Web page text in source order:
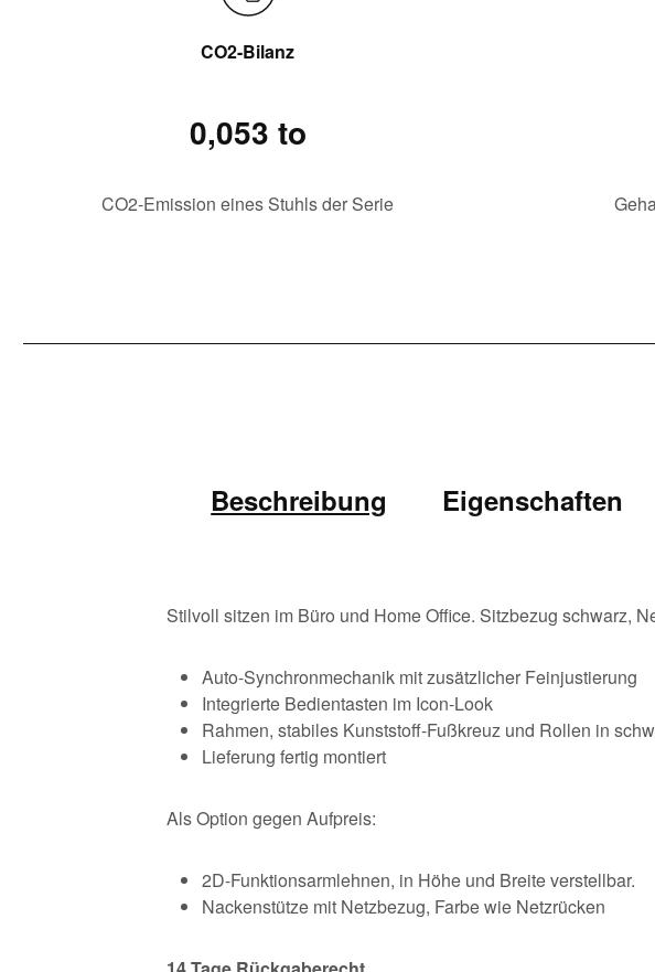
CO2-Bilanz
0,053 to
CO2-Emission eines Stuhls der Serie
Beschreibung Eigenschaften
Stilvoll sitzen im Büro und Home Office. Sitzbezug schwarz,
Auto-Synchronmechanik mit zusätzlicher Feinjustierung
Integrierte Bedientasten im Icon-Look
Rahmen, stabiles Kunststoff-Fußkreuz und Rollen in
Lieferung fertig montiert
Als Option gegen Aufpreis:
2D-Funktionsarmlehnen, in Höhe und Breite verstellbar.
Nackenstütze mit Netzbezug, Farbe wie Netzrücken